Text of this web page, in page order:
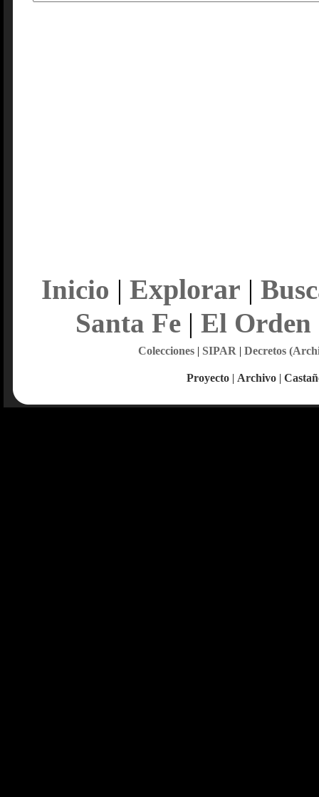
Inicio | Explorar |
Santa Fe| El Orden
Colecciones| SIPAR | Decretos
Proyecto | Archivo |